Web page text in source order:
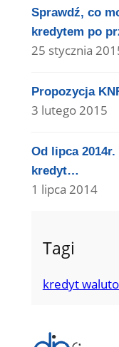
Sprawdź, co
kredytem po
25 stycznia
Propozycja
3 lutego 2015
Od lipca
kredyt…
1 lipca 2014
Tagi
kredyt